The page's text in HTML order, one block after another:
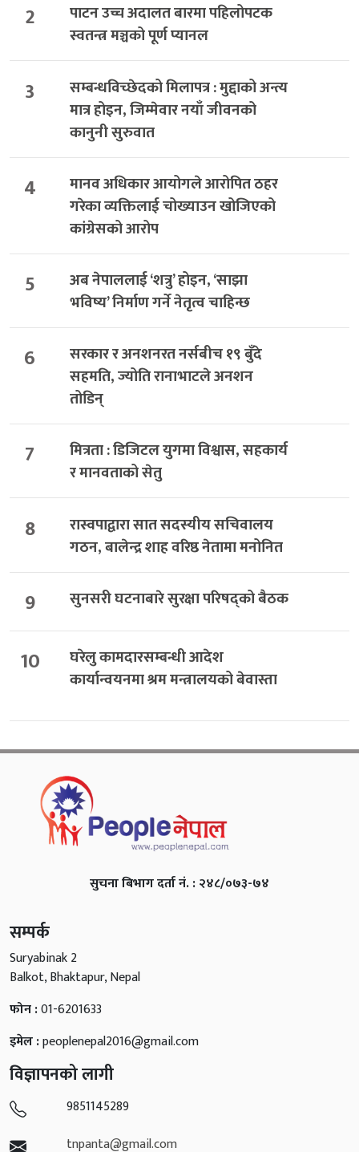
2
पाटन उच्च अदालत बारमा पहिलोपटक
स्वतन्त्र मञ्चको पूर्ण प्यानल
3
सम्बन्धविच्छेदको मिलापत्र : मुद्दाको अन्त्य
मात्र होइन, जिम्मेवार नयाँ जीवनको
कानुनी सुरुवात
4
मानव अधिकार आयोगले आरोपित ठहर
गरेका व्यक्तिलाई चोख्याउन खोजिएको
कांग्रेसको आरोप
5
अब नेपाललाई ‘शत्रु’ होइन, ‘साझा
भविष्य’ निर्माण गर्ने नेतृत्व चाहिन्छ
6
सरकार र अनशनरत नर्सबीच १९ बुँदे
सहमति, ज्योति रानाभाटले अनशन
तोडिन्
7
मित्रता : डिजिटल युगमा विश्वास, सहकार्य
र मानवताको सेतु
8
रास्वपाद्वारा सात सदस्यीय सचिवालय
गठन, बालेन्द्र शाह वरिष्ठ नेतामा मनोनित
9 सुनसरी घटनाबारे सुरक्षा परिषद्को बैठक
10
घरेलु कामदारसम्बन्धी आदेश
कार्यान्वयनमा श्रम मन्त्रालयको बेवास्ता
सुचना बिभाग दर्ता नं. : २४८/०७३-७४
सम्पर्क
Suryabinak 2
Balkot, Bhaktapur, Nepal
फोन :01-6201633
इमेल :peoplenepal2016@gmail.com
विज्ञापनको लागी
9851145289
tnpanta@gmail.com